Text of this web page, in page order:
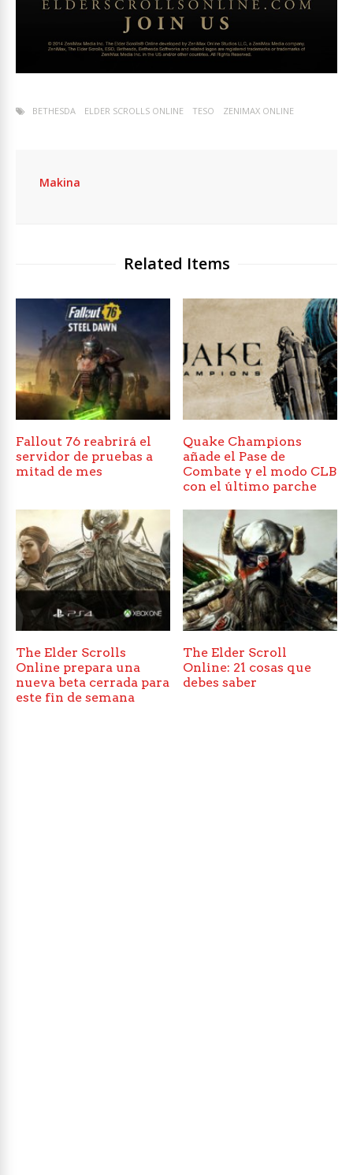
BETHESDA ELDER SCROLLS ONLINE TESO ZENIMAX ONLINE
Makina
Related Items
Fallout 76 reabrirá el
servidor de pruebas a
mitad de mes
Quake Champions
añade el Pase de
Combate y el modo CLB
con el último parche
The Elder Scrolls
Online prepara una
nueva beta cerrada para
este fin de semana
The Elder Scroll
Online: 21 cosas que
debes saber